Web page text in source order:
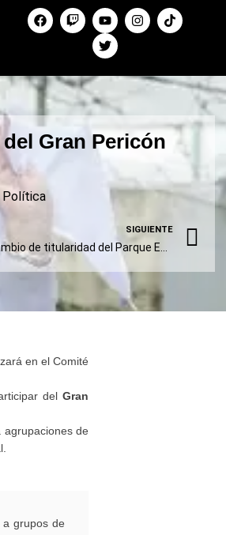
Gran Pericón
Política
SIGUIENTE
en el Comité
delGran
de
a grupos de